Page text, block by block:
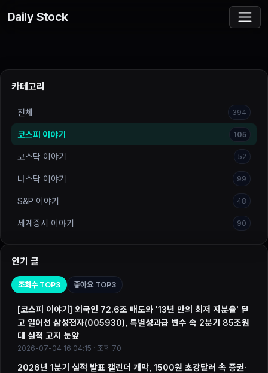
Daily Stock
카테고리
전체 394
코스피 이야기 105
코스닥 이야기 52
나스닥 이야기 99
S&P 이야기 48
세계증시 이야기 90
인기 글
조회수 TOP3 좋아요 TOP3
[코스피 이야기] 외국인 72.6조 매도와 '13년 만의 최저 지분율' 딛
고 일어선 삼성전자(005930), 특별성과급 변수 속 2분기 85조원
대 실적 고지 눈앞
2026-07-04 16:04:15 · 조회 70
2026년 1분기 실적 발표 캘린더 개막, 1500원 초강달러 속 증권·